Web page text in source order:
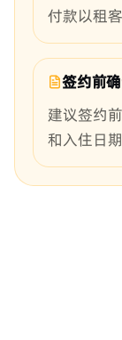
付款以租
签约前
建议签约
和入住日